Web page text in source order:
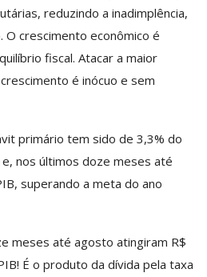
reduzindo a inadimplência,
O crescimento econômico é
fiscal. Atacar a maior
é inócuo e sem
primário tem sido de 3,3% do
nos últimos doze meses até
superando a meta do ano
meses até agosto atingiram R$
É o produto da dívida pela taxa